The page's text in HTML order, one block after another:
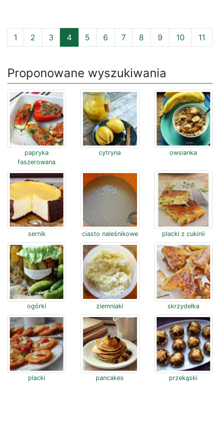
1 2 3 4 5 6 7 8 9 10 11
Proponowane wyszukiwania
papryka
faszerowana
cytryna owsianka
sernik ciasto naleśnikowe placki z cukinii
ogórki ziemniaki skrzydełka
placki pancakes przekąski